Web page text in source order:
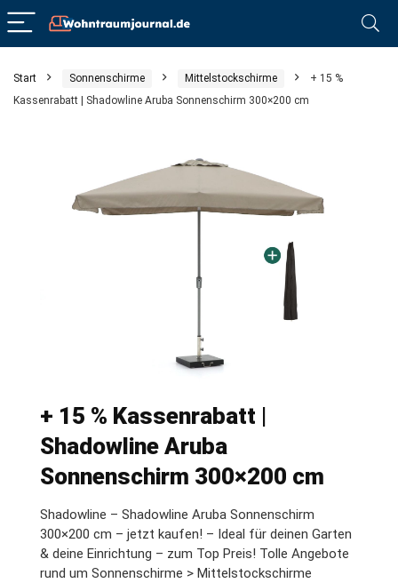
Start Sonnenschirme Mittelstockschirme
+ 15 %
Kassenrabatt | Shadowline Aruba Sonnenschirm 300×200 cm
+ 15 % Kassenrabatt |
Shadowline Aruba
Sonnenschirm 300×200 cm
Shadowline – Shadowline Aruba Sonnenschirm
300×200 cm – jetzt kaufen! – Ideal für deinen Garten
& deine Einrichtung – zum Top Preis! Tolle Angebote
rund um Sonnenschirme > Mittelstockschirme